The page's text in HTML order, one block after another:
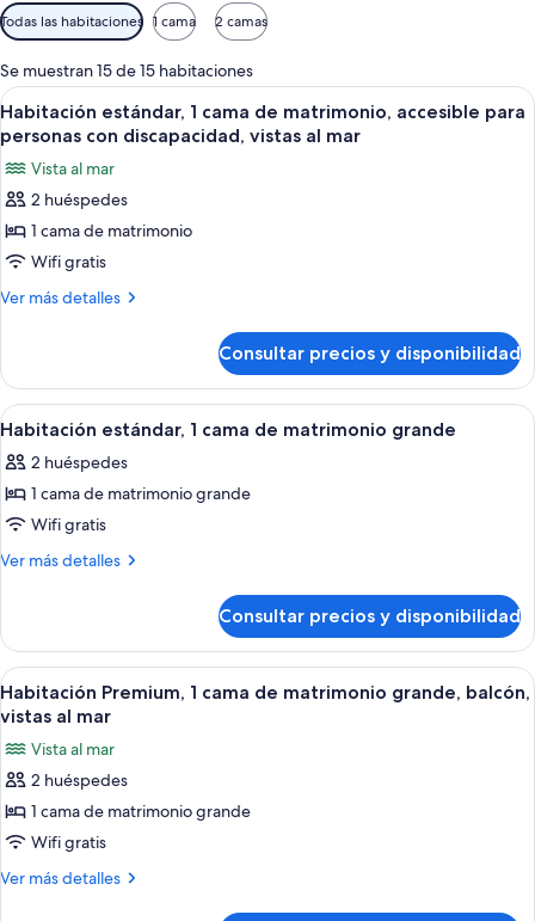
Filtros
disponibles
para
las
habitaciones
Todas las habitaciones 1 cama 2 camas
Se muestran 15 de 15 habitaciones
Abrir
todas
las
fotos
de
Habitación
estándar,
1
matrimonio,
accesible
para
personas
con
discapacidad,
vistas
al
Habitación de hotel con cabecera
4
Habitación estándar, 1 cama de matrimonio, accesible para
personas con discapacidad, vistas al mar
Vista al mar
2 huéspedes
1 cama de matrimonio
Wifi gratis
Ver más detalles
Más
estándar,
cama
matrimonio,
accesible
personas
con
mar
Consultar precios y disponibilidad
Abrir
todas
las
fotos
de
Habitación
cama
de
matrimonio
grande
Una habitación de hotel con cama,
5
Habitación estándar, 1 cama de matrimonio grande
2 huéspedes
1 cama de matrimonio grande
Wifi gratis
Ver más detalles
Más
estándar,
cama
de
grande
Consultar precios y disponibilidad
Abrir
todas
fotos
de
Habitación
Premium,
1
Un cuarto de hotel con una cama,
5
Habitación Premium, 1 cama de matrimonio grande, balcón,
vistas al mar
Vista al mar
2 huéspedes
1 cama de matrimonio grande
Wifi gratis
Ver más detalles
Más